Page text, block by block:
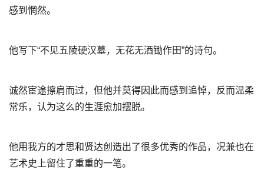
感到惘然。
他写下“不见五陵硬汉墓，无花无酒锄作田”的诗句。
诚然宦途擦肩而过，但他并莫得因此而感到追悼，反而温柔
常乐，认为这么的生涯愈加摆脱。
他用我方的才思和贤达创造出了很多优秀的作品，况兼也在
艺术史上留住了重重的一笔。